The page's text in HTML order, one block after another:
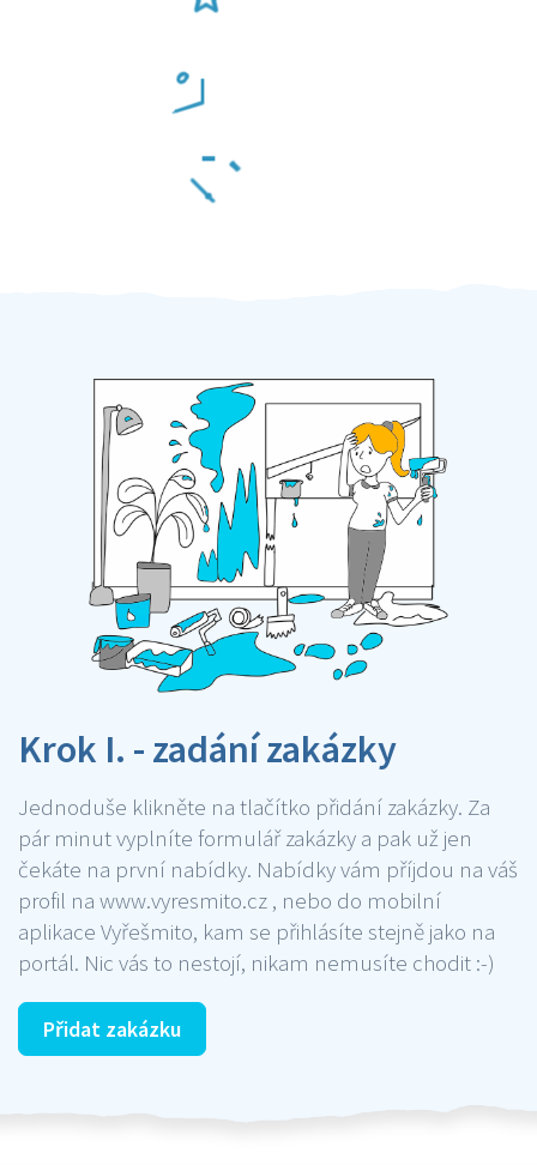
Krok I. - zadání zakázky
Jednoduše klikněte na tlačítko přidání zakázky. Za
pár minut vyplníte formulář zakázky a pak už jen
čekáte na první nabídky. Nabídky vám příjdou na váš
profil na www.vyresmito.cz , nebo do mobilní
aplikace Vyřešmito, kam se přihlásíte stejně jako na
portál. Nic vás to nestojí, nikam nemusíte chodit :-)
Přidat zakázku